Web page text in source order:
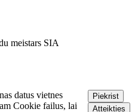
meistars SIA
datus vietnes
Cookie failus, lai
Piekrist
Atteikties